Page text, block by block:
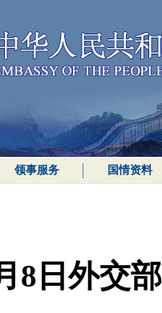
领事服务 国情资料
8日外交